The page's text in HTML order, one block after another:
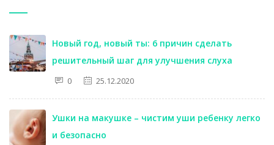
Новый год, новый ты: 6 причин сделать
решительный шаг для улучшения слуха
0 25.12.2020
Ушки на макушке – чистим уши ребенку легко
и безопасно